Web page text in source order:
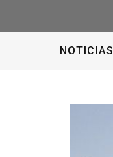
NOTICIAS